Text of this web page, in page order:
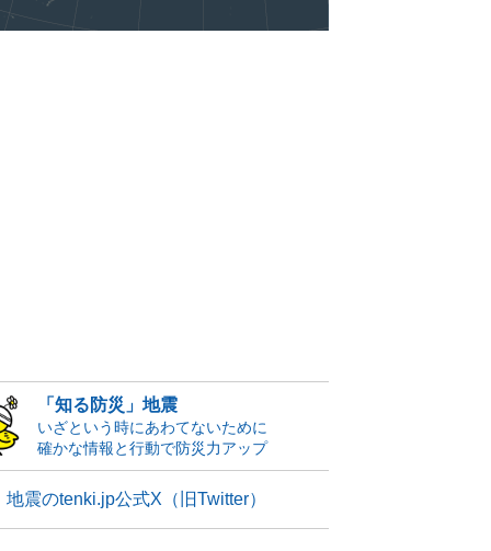
「知る防災」地震
いざという時にあわてないために
確かな情報と行動で防災力アップ
地震のtenki.jp公式X（旧Twitter）